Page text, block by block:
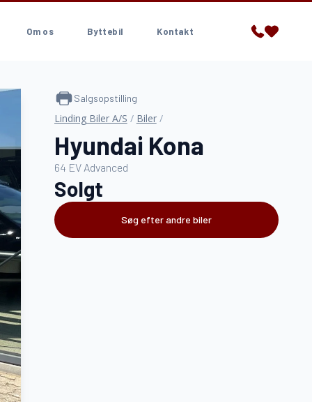
Om os Byttebil Kontakt
Salgsopstilling
Linding Biler A/S / Biler /
Hyundai Kona
64 EV Advanced
Solgt
Søg efter andre biler